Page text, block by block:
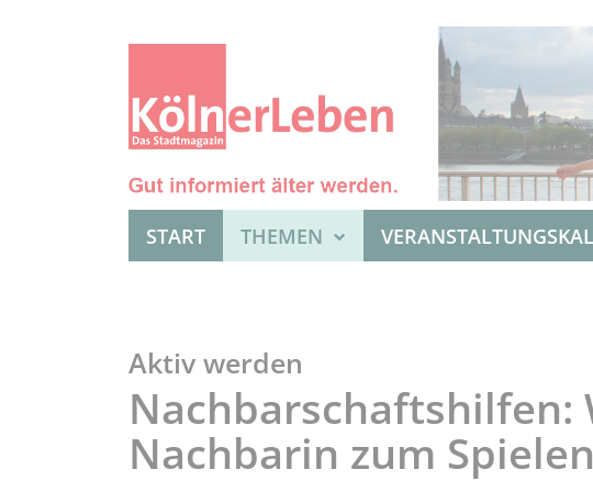
START THEMEN
Aktiv werden
Nachbarschaftshilfen:
Nachbarin zum